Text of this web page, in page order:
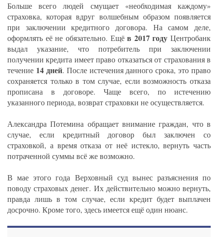
Больше всего людей смущает «необходимая каждому»
страховка, которая вдруг волшебным образом появляется
при заключении кредитного договора. На самом деле,
оформлять её не обязательно. Ещёв 2017 году Центробанк
выдал указание, что потребитель при заключении
получении кредита имеет право отказаться от страхования в
течение 14 дней. После истечения данного срока, это право
сохраняется только в том случае, если возможность отказа
прописана в договоре. Чаще всего, по истечению
указанного периода, возврат страховки не осуществляется.
Александра Потемина обращает внимание граждан, что в
случае, если кредитный договор был заключен со
страховкой, а время отказа от неё истекло, вернуть часть
потраченной суммы всё же возможно.
В мае этого года Верховный суд вынес разъяснения по
поводу страховых денег. Их действительно можно вернуть,
правда лишь в том случае, если кредит будет выплачен
досрочно. Кроме того, здесь имеется ещё один нюанс.